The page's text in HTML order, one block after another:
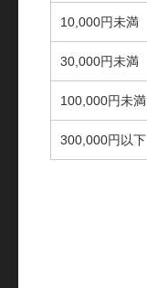
10,000円未満
30,000円未満
100,000円未満
300,000円以下